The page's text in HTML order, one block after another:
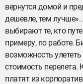
вернутся домой и
дешевле, тем
выбирают те, кто
примеру, по работе.
возможность
стоимость
платят из